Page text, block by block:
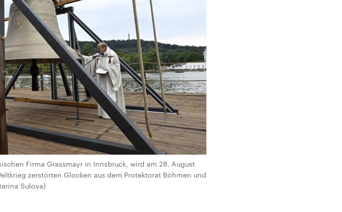
Firma Grassmayr in Innsbruck, wird am 28. August
zerstörten Glocken aus dem Protektorat Böhmen und
Sulova)